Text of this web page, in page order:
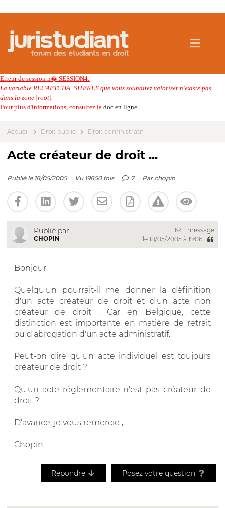
Erreur de session n� SESSION4:
La variable RECAPTCHA_SITEKEY que vous souhaitez valoriser n'existe pas
dans la zone |root|.
Pour plus d'informations, consultez la doc en ligne
Accueil Droit public Droit administratif
Acte créateur de droit ...
Publié le 18/05/2005 Vu 19850 fois 7 Par chopin
Publié par
CHOPIN
1 message
le 18/05/2005 à 19:06
Bonjour,
Quelqu'un pourrait-il me donner la définition
d'un acte créateur de droit et d'un acte non
créateur de droit . Car en Belgique, cette
distinction est importante en matière de retrait
ou d'abrogation d'un acte administratif.
Peut-on dire qu'un acte individuel est toujours
créateur de droit ?
Qu'un acte réglementaire n'est pas créateur de
droit ?
D'avance, je vous remercie ,
Chopin
Répondre Posez votre question